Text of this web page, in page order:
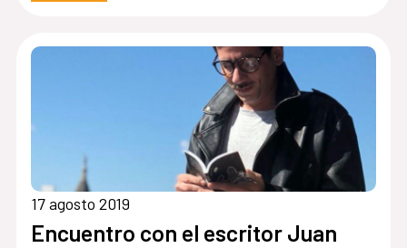
17 agosto 2019
Encuentro con el escritor Juan